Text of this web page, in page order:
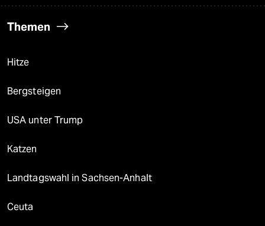
Themen
Hitze
Bergsteigen
USA unter Trump
Katzen
Landtagswahl in Sachsen-Anhalt
Ceuta